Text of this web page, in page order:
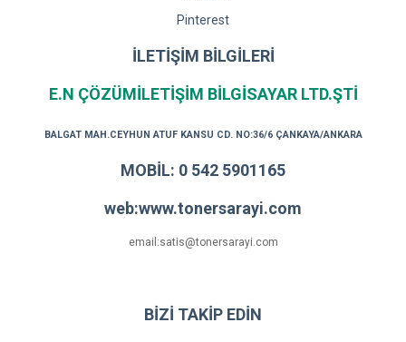
Pinterest
İLETİŞİM BİLGİLERİ
E.N ÇÖZÜMİLETİŞİM BİLGİSAYAR LTD.ŞTİ
BALGAT MAH.CEYHUN ATUF KANSU CD. NO:36/6 ÇANKAYA/ANKARA
MOBİL: 0 542 5901165
web:www.tonersarayi.com
email:satis@tonersarayi.com
BİZİ TAKİP EDİN